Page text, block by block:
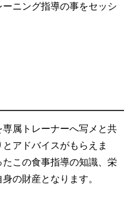
ニング指導の事をセッシ
属トレーナーへ写メと共
アドバイスがもらえま
この食事指導の知識、栄
の財産となります。